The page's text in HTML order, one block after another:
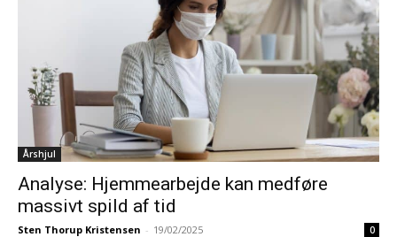
Årshjul
Analyse: Hjemmearbejde kan medføre
massivt spild af tid
Sten Thorup Kristensen - 19/02/2025 0